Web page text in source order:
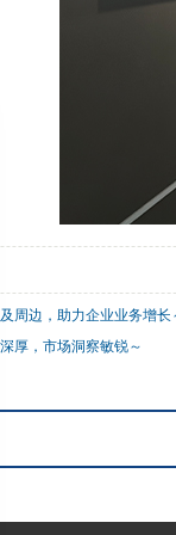
周边，助力企业业务增长
厚，市场洞察敏锐～